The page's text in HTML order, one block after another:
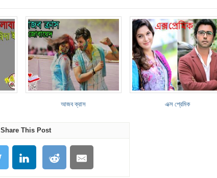
আজব ক্রাস এক্স প্রেমিক
Share This Post